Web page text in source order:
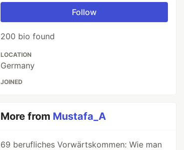
Follow
200 bio found
LOCATION
Germany
JOINED
More from Mustafa_A
69 berufliches Vorwärtskommen: Wie man